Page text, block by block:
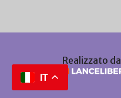
Realizzato da
IT